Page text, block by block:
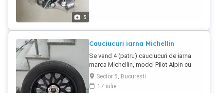
5
Cauciucuri iarna Michellin
Se vand 4 (patru) cauciucuri de iarna
marca Michellin, model Pilot Alpin cu
dimensiunile 235/50 R20. Sunt anvelope
cu tot cu jenti, cu sigla MAZDA,
cumparate de noi din reprezentanta
Sector 5, Bucuresti
17 iulie